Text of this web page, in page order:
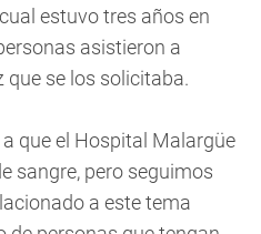
estuvo tres años en
asistieron a
se los solicitaba.
que el Hospital Malargüe
sangre, pero seguimos
a este tema